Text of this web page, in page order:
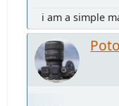
i am a simple